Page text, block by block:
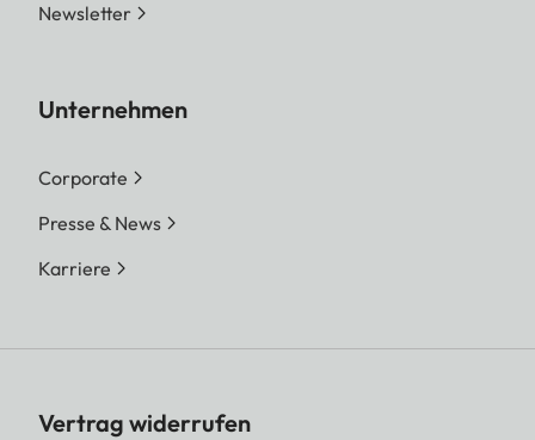
Newsletter
Unternehmen
Corporate
Presse & News
Karriere
Vertrag widerrufen